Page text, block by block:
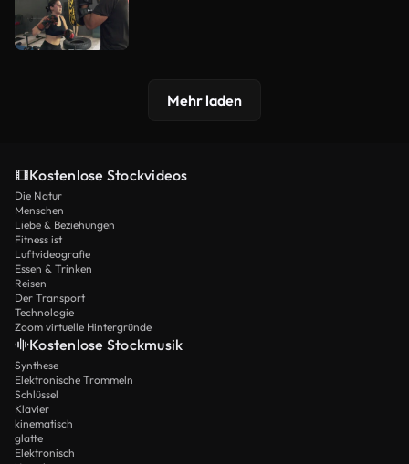
Mehr laden
Kostenlose Stockvideos
Die Natur
Menschen
Liebe & Beziehungen
Fitness ist
Luftvideografie
Essen & Trinken
Reisen
Der Transport
Technologie
Zoom virtuelle Hintergründe
Kostenlose Stockmusik
Synthese
Elektronische Trommeln
Schlüssel
Klavier
kinematisch
glatte
Elektronisch